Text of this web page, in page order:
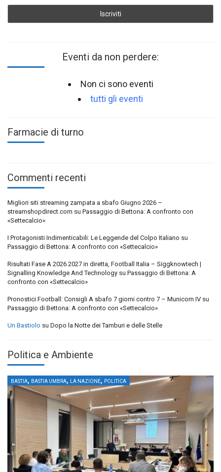
Eventi da non perdere:
Non ci sono eventi
tutti gli eventi
Farmacie di turno
Commenti recenti
Migliori siti streaming zampata a sbafo Giugno 2026 –
streamshopdirect.com su Passaggio di Bettona: A confronto con
«Settecalcio»
I Protagonisti Indimenticabili: Le Leggende del Colpo Italiano su
Passaggio di Bettona: A confronto con «Settecalcio»
Risultati Fase A 2026 2027 in diretta, Football Italia – Siggknowtech |
Signalling Knowledge And Technology su Passaggio di Bettona: A
confronto con «Settecalcio»
Pronostici Football: Consigli A sbafo 7 giorni contro 7 – Municorn IV su
Passaggio di Bettona: A confronto con «Settecalcio»
Un Bastiolo su Dopo la Notte dei Tamburi e delle Stelle
Politica e Ambiente
BASTIA, BASTIA UMBRA, LA NAZIONE, POLITICA